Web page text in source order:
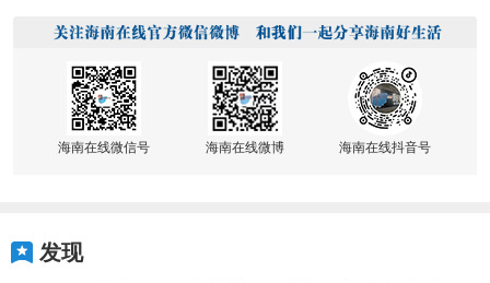
海南在线微信号 海南在线微博 海南在线抖音号
发现